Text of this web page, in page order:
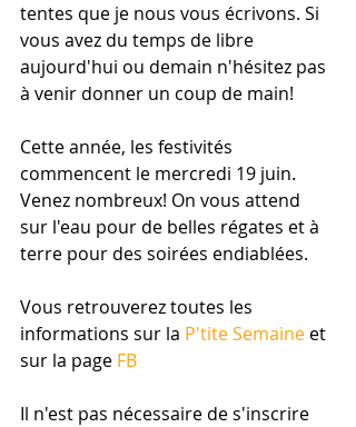
tentes que je nous vous écrivons. Si
vous avez du temps de libre
aujourd'hui ou demain n'hésitez pas
à venir donner un coup de main!
Cette année, les festivités
commencent le mercredi 19 juin.
Venez nombreux! On vous attend
sur l'eau pour de belles régates et à
terre pour des soirées endiablées.
Vous retrouverez toutes les
informations sur la P'tite Semaine et
sur la page FB
Il n'est pas nécessaire de s'inscrire